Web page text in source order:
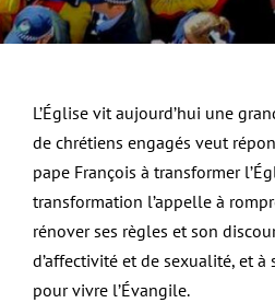
L’Église vit aujourd’hui une
de chrétiens engagés veut
pape François à transformer
transformation l’appelle à
rénover ses règles et son
d’affectivité et de sexualité, et à
pour vivre l’Évangile.